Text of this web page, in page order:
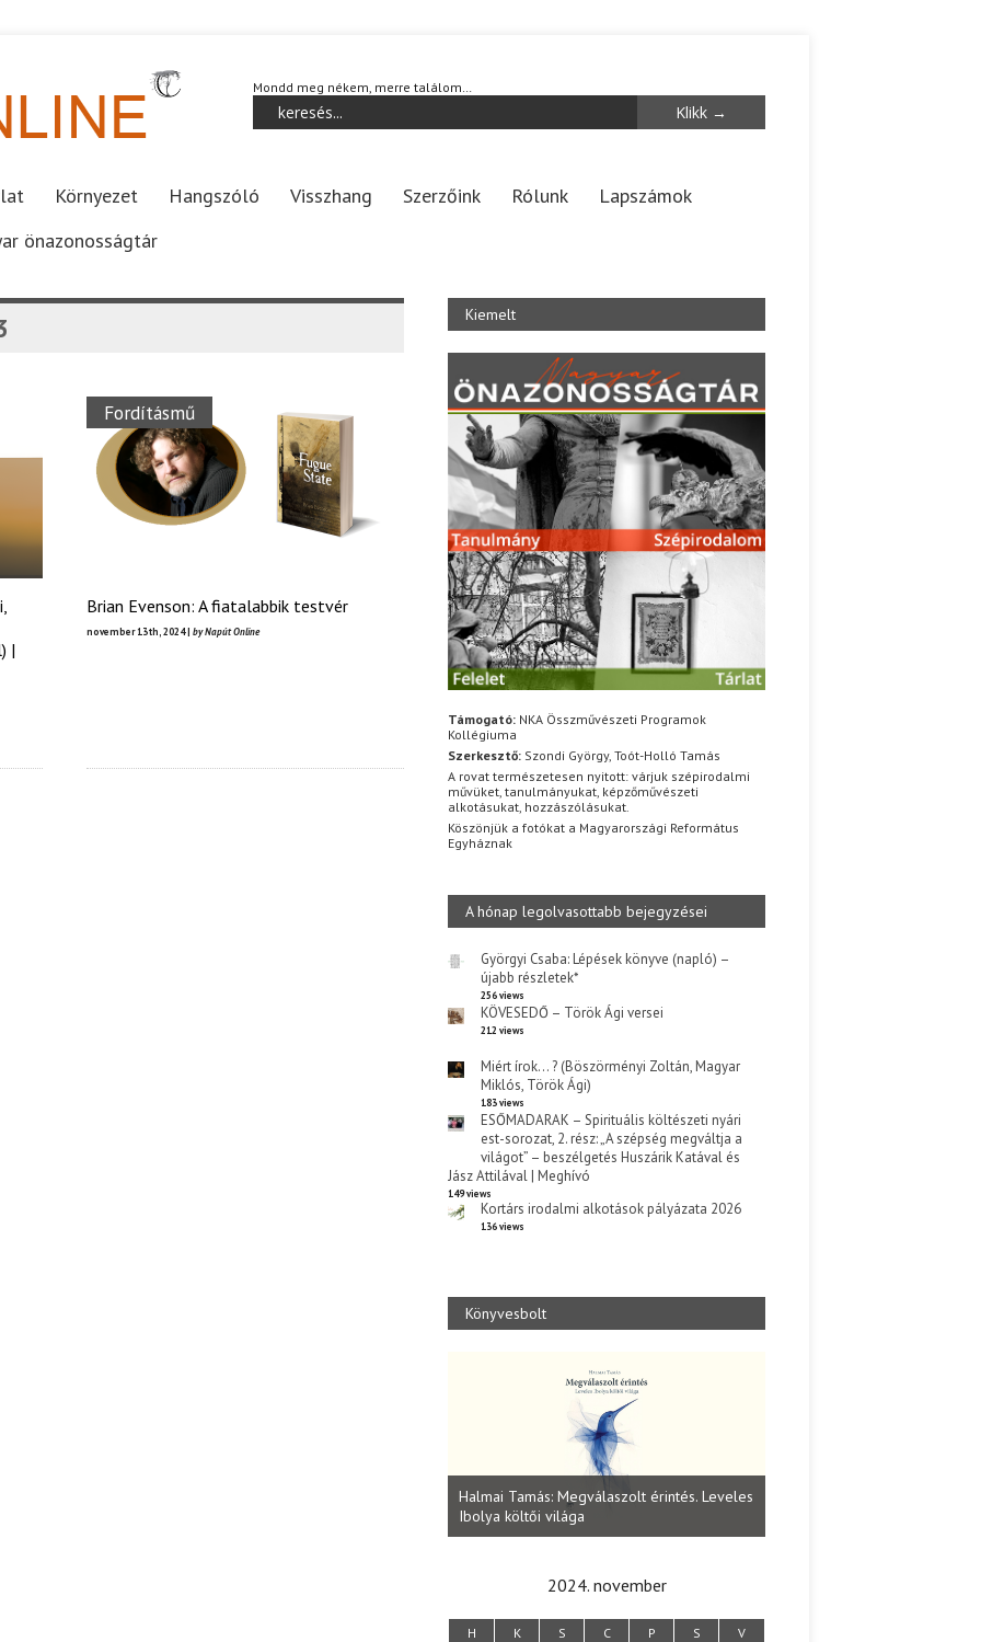
Mondd meg nékem, merre találom…
Környezet Hangszóló Visszhang Szerzőink Rólunk
Lapszámok
önazonosságtár
|
Fordításmű
Brian Evenson: A fiatalabbik testvér
november 13th, 2024 | by Napút Online
Kiemelt
Támogató: NKA Összművészeti Programok
Kollégiuma
Szerkesztő: Szondi György, Toót-Holló Tamás
A rovat természetesen nyitott: várjuk szépirodalmi
művüket, tanulmányukat, képzőművészeti
alkotásukat, hozzászólásukat.
Köszönjük a fotókat a Magyarországi Református
Egyháznak
A hónap legolvasottabb bejegyzései
Györgyi Csaba: Lépések könyve (napló) –
újabb részletek*
256 views
KÖVESEDŐ – Török Ági versei
212 views
Miért írok… ? (Böszörményi Zoltán, Magyar
Miklós, Török Ági)
183 views
ESŐMADARAK – Spirituális költészeti nyári
est-sorozat, 2. rész: „A szépség megváltja a
világot” – beszélgetés Huszárik Katával és
Jász Attilával | Meghívó
149 views
Kortárs irodalmi alkotások pályázata 2026
136 views
Könyvesbolt
Halmai Tamás: Megválaszolt érintés. Leveles
Ibolya költői világa
2024. november
H K S C P S V